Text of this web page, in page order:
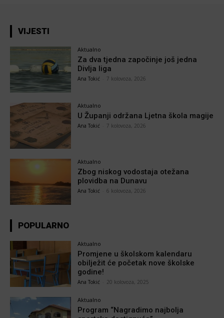
VIJESTI
Aktualno
Za dva tjedna započinje još jedna
Divlja liga
Ana Tokić 7 kolovoza, 2026
Aktualno
U Županji održana Ljetna škola magije
Ana Tokić 7 kolovoza, 2026
Aktualno
Zbog niskog vodostaja otežana
plovidba na Dunavu
Ana Tokić 6 kolovoza, 2026
POPULARNO
Aktualno
Promjene u školskom kalendaru
obilježit će početak nove školske
godine!
Ana Tokić 20 kolovoza, 2025
Aktualno
Program “Nagradimo najbolja